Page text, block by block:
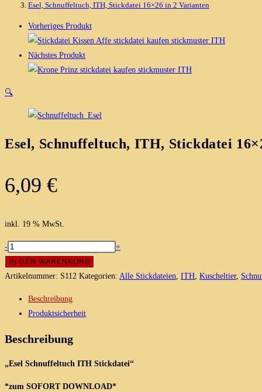
VariantenEsel, Schnuffeltuch, ITH, Stickdatei 16×26 in 2 Varianten
Vorheriges Produkt
Nächstes Produkt
🔍
Esel, Schnuffeltuch, ITH, Stickdatei
6,09 €
inkl. 19 % MwSt.
Esel,
Schnuffeltuch,
ITH,
2
Menge
- +
IN DEN WARENKORB
Artikelnummer: S112 Kategorien: Alle Stickdateien ITH Kuscheltier,
Beschreibung
Produktsicherheit
Beschreibung
„Esel Schnuffeltuch ITH Stickdatei“
*zum SOFORT DOWNLOAD*